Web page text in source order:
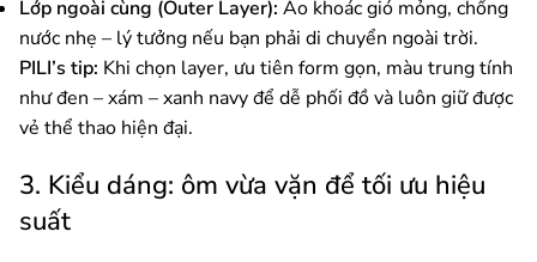
Lớp ngoài cùng (Outer Layer): Áo khoác gió mỏng, chống
nước nhẹ – lý tưởng nếu bạn phải di chuyển ngoài trời.
PILI’s tip: Khi chọn layer, ưu tiên form gọn, màu trung tính
như đen – xám – xanh navy để dễ phối đồ và luôn giữ được
vẻ thể thao hiện đại.
3. Kiểu dáng: ôm vừa vặn để tối ưu hiệu
suất